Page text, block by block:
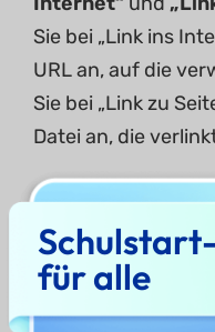
Sie bei „Link ins
URL an, auf die
Sie bei „Link zu
Datei an, die
für alle